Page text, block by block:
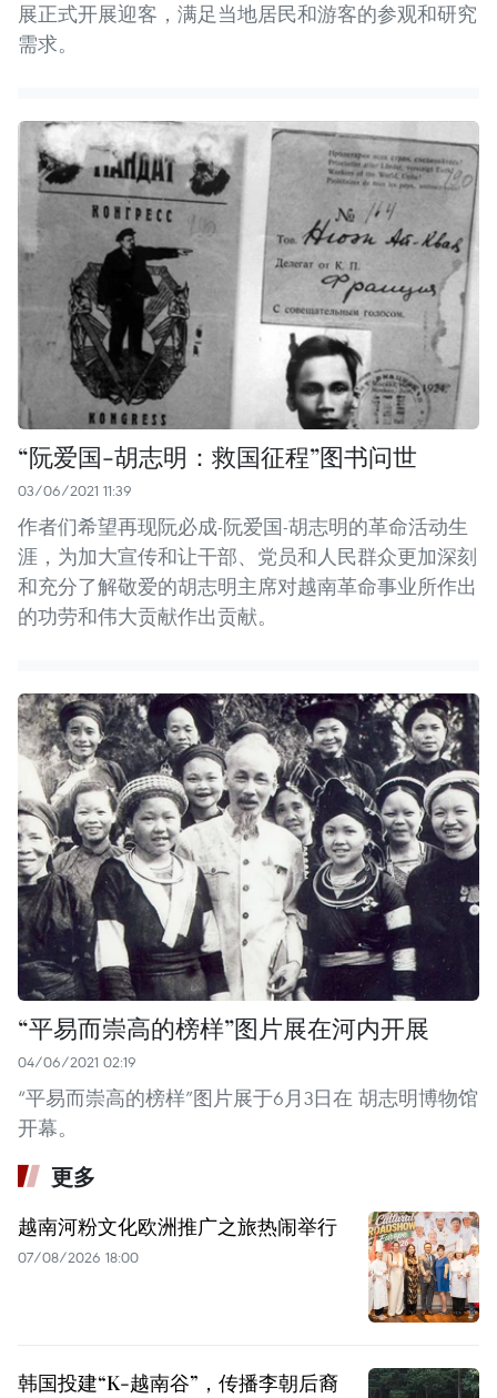
展正式开展迎客，满足当地居民和游客的参观和研究
需求。
“阮爱国-胡志明：救国征程”图书问世
03/06/2021 11:39
作者们希望再现阮必成-阮爱国-胡志明的革命活动生
涯，为加大宣传和让干部、党员和人民群众更加深刻
和充分了解敬爱的胡志明主席对越南革命事业所作出
的功劳和伟大贡献作出贡献。
“平易而崇高的榜样”图片展在河内开展
04/06/2021 02:19
“平易而崇高的榜样”图片展于6月3日在 胡志明博物馆
开幕。
更多
越南河粉文化欧洲推广之旅热闹举行
07/08/2026 18:00
韩国投建“K-越南谷”，传播李朝后裔